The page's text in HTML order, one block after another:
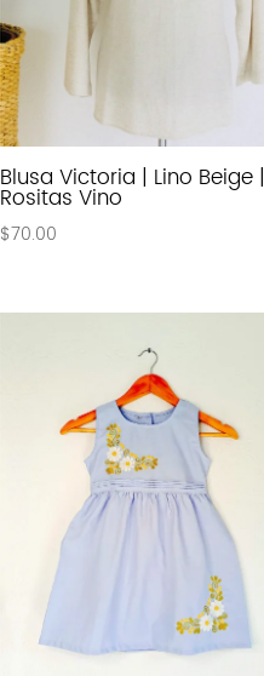
Blusa Victoria | Lino Beige |
Rositas Vino
$70.00